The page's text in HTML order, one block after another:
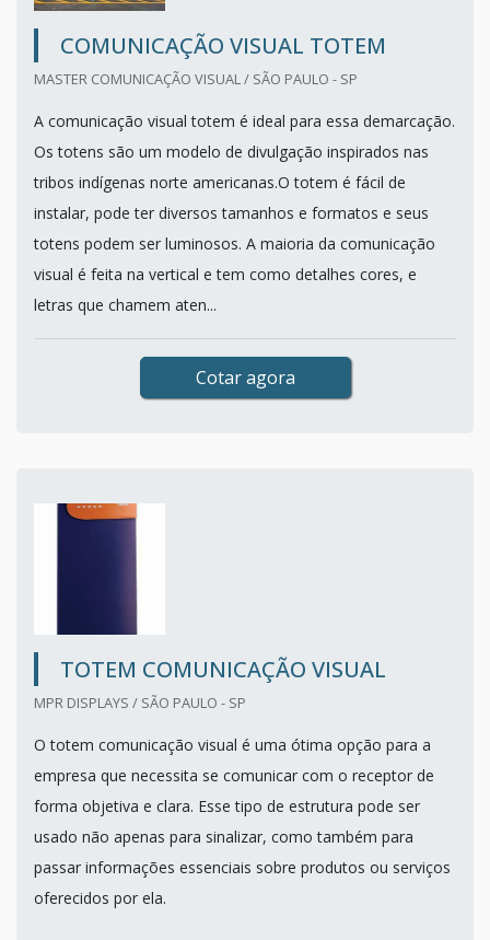
COMUNICAÇÃO VISUAL TOTEM
MASTER COMUNICAÇÃO VISUAL / SÃO PAULO - SP
A comunicação visual totem é ideal para essa demarcação.
Os totens são um modelo de divulgação inspirados nas
tribos indígenas norte americanas.O totem é fácil de
instalar, pode ter diversos tamanhos e formatos e seus
totens podem ser luminosos. A maioria da comunicação
visual é feita na vertical e tem como detalhes cores, e
letras que chamem aten...
Cotar agora
TOTEM COMUNICAÇÃO VISUAL
MPR DISPLAYS / SÃO PAULO - SP
O totem comunicação visual é uma ótima opção para a
empresa que necessita se comunicar com o receptor de
forma objetiva e clara. Esse tipo de estrutura pode ser
usado não apenas para sinalizar, como também para
passar informações essenciais sobre produtos ou serviços
oferecidos por ela.